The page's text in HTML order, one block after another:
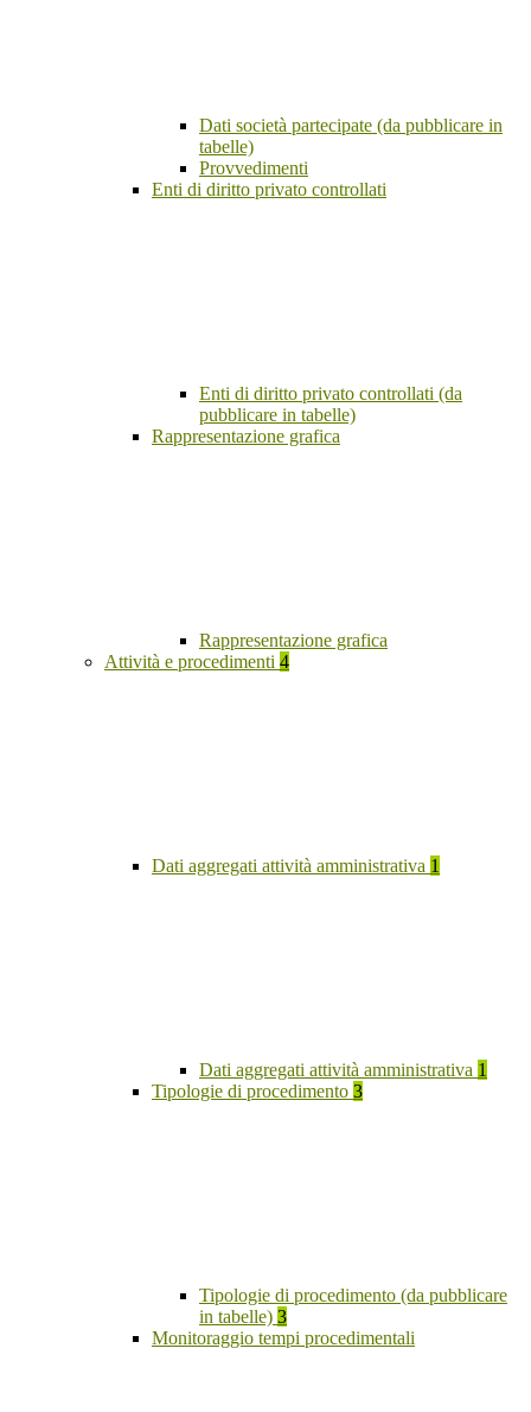
Dati società partecipate (da pubblicare in
tabelle)
Provvedimenti
Enti di diritto privato controllati
Enti di diritto privato controllati (da
pubblicare in tabelle)
Rappresentazione grafica
Rappresentazione grafica
Attività e procedimenti 4
Dati aggregati attività amministrativa 1
Dati aggregati attività amministrativa 1
Tipologie di procedimento 3
Tipologie di procedimento (da pubblicare
in tabelle) 3
Monitoraggio tempi procedimentali